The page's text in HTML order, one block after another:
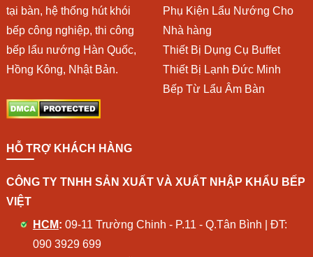
tại bàn, hệ thống hút khói
bếp công nghiệp, thi công
bếp lẩu nướng Hàn Quốc,
Hồng Kông, Nhật Bản.
Phụ Kiện Lẩu Nướng Cho
Nhà hàng
Thiết Bị Dụng Cụ Buffet
Thiết Bị Lạnh Đức Minh
Bếp Từ Lẩu Âm Bàn
HỖ TRỢ KHÁCH HÀNG
CÔNG TY TNHH SẢN XUẤT VÀ XUẤT NHẬP KHẨU BẾP
VIỆT
HCM: 09-11 Trường Chinh - P.11 - Q.Tân Bình | ĐT:
090 3929 699